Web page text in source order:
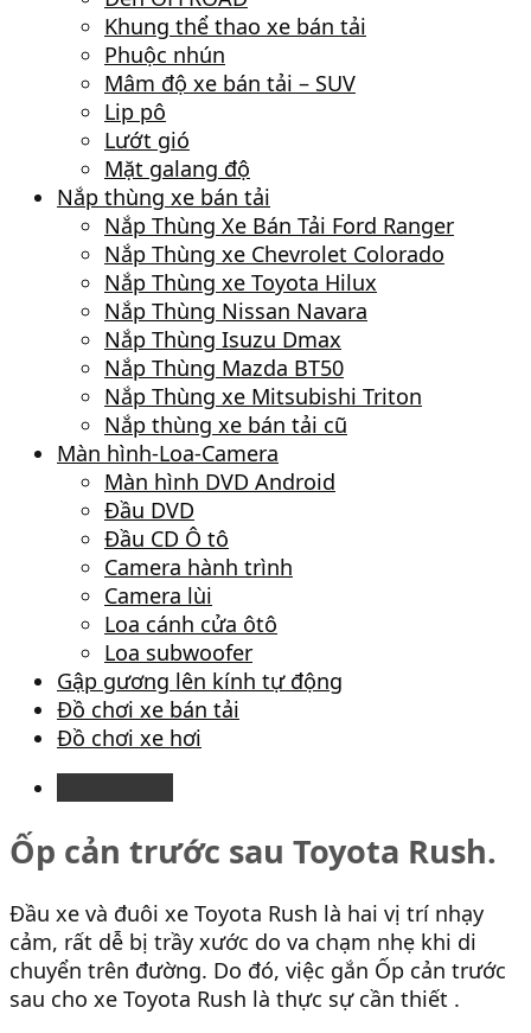
Khung thể thao xe bán tải
Phuộc nhún
Mâm độ xe bán tải – SUV
Lip pô
Lướt gió
Mặt galang độ
Nắp thùng xe bán tải
Nắp Thùng Xe Bán Tải Ford Ranger
Nắp Thùng xe Chevrolet Colorado
Nắp Thùng xe Toyota Hilux
Nắp Thùng Nissan Navara
Nắp Thùng Isuzu Dmax
Nắp Thùng Mazda BT50
Nắp Thùng xe Mitsubishi Triton
Nắp thùng xe bán tải cũ
Màn hình-Loa-Camera
Màn hình DVD Android
Đầu DVD
Đầu CD Ô tô
Camera hành trình
Camera lùi
Loa cánh cửa ôtô
Loa subwoofer
Gập gương lên kính tự động
Đồ chơi xe bán tải
Đồ chơi xe hơi
Ốp cản trước sau Toyota Rush.
Đầu xe và đuôi xe Toyota Rush là hai vị trí nhạy
cảm, rất dễ bị trầy xước do va chạm nhẹ khi di
chuyển trên đường. Do đó, việc gắn Ốp cản trước
sau cho xe Toyota Rush là thực sự cần thiết .